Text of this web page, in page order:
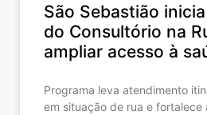
São Sebastião
do Consultório na
ampliar acesso à
Programa leva atendimento
em situação de rua e fortalece